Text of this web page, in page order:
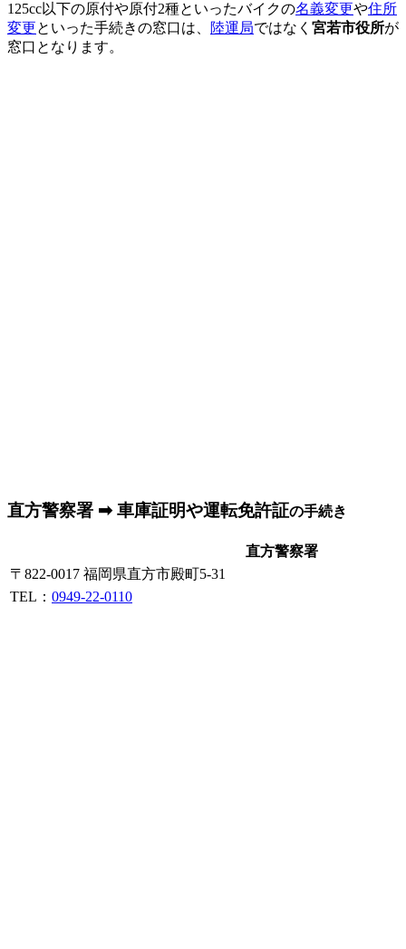
125cc以下の原付や原付2種といったバイクの名義変更や住所
変更といった手続きの窓口は、 陸運局ではなく 宮若市役所が
窓口となります。
直方警察署 ➡ 車庫証明や運転免許証の手続き
直方警察署
〒822-0017 福岡県直方市殿町5-31
TEL： 0949-22-0110